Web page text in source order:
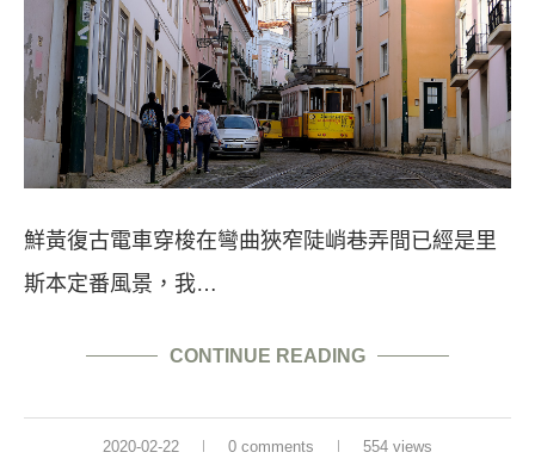
鮮黃復古電車穿梭在彎曲狹窄陡峭巷弄間已經是里
斯本定番風景，我…
CONTINUE READING
2020-02-22 0 comments 554 views